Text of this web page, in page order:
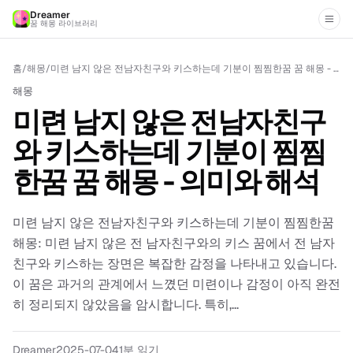
Dreamer
꿈 해몽 라이브러리
홈/해몽/ 미련 남지 않은 전남자친구와 키스하는데 기분이 찜찜한꿈 꿈 해몽 - 의미와 해석
해몽
미련 남지 않은 전남자친구
와 키스하는데 기분이 찜찜
한꿈 꿈 해몽 - 의미와 해석
미련 남지 않은 전남자친구와 키스하는데 기분이 찜찜한꿈
해몽: 미련 남지 않은 전 남자친구와의 키스 꿈에서 전 남자
친구와 키스하는 장면은 복잡한 감정을 나타내고 있습니다.
이 꿈은 과거의 관계에서 느꼈던 미련이나 감정이 아직 완전
히 정리되지 않았음을 암시합니다. 특히,...
Dreamer2025-07-041분 읽기